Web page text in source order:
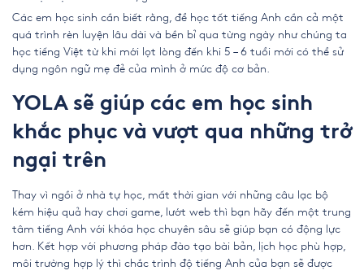
Các em học sinh cần biết rằng, để học tốt tiếng Anh cần cả một
quá trình rèn luyện lâu dài và bền bỉ qua từng ngày như chúng ta
học tiếng Việt từ khi mới lọt lòng đến khi 5 – 6 tuổi mới có thể sử
dụng ngôn ngữ mẹ đẻ của mình ở mức độ cơ bản.
YOLA sẽ giúp các em học sinh
khắc phục và vượt qua những trở
ngại trên
Thay vì ngồi ở nhà tự học, mất thời gian với những câu lạc bộ
kém hiệu quả hay chơi game, lướt web thì bạn hãy đến một trung
tâm tiếng Anh với khóa học chuyên sâu sẽ giúp bạn có động lực
hơn. Kết hợp với phương pháp đào tạo bài bản, lịch học phù hợp,
môi trường hợp lý thì chắc trình độ tiếng Anh của bạn sẽ được